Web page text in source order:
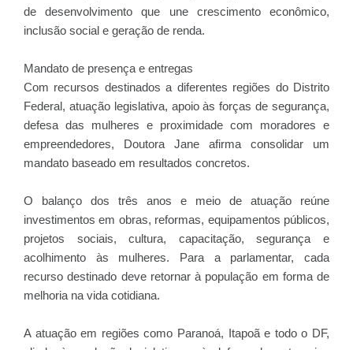
de desenvolvimento que une crescimento econômico,
inclusão social e geração de renda.
Mandato de presença e entregas
Com recursos destinados a diferentes regiões do Distrito
Federal, atuação legislativa, apoio às forças de segurança,
defesa das mulheres e proximidade com moradores e
empreendedores, Doutora Jane afirma consolidar um
mandato baseado em resultados concretos.
O balanço dos três anos e meio de atuação reúne
investimentos em obras, reformas, equipamentos públicos,
projetos sociais, cultura, capacitação, segurança e
acolhimento às mulheres. Para a parlamentar, cada
recurso destinado deve retornar à população em forma de
melhoria na vida cotidiana.
A atuação em regiões como Paranoá, Itapoã e todo o DF,